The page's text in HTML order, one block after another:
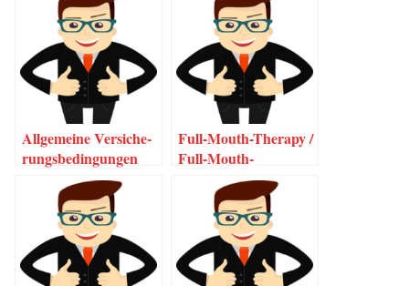
All­ge­mei­ne Ver­si­che­
rungs­be­din­gun­gen
Full-Mouth-The­ra­­py /
Full-Mouth-
Desinfection